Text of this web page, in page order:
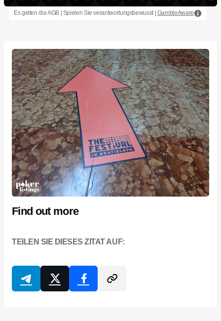
Es gelten die AGB | Spielen Sie verantwortungsbewusst | GambleAware
Find out more
TEILEN SIE DIESES ZITAT AUF: